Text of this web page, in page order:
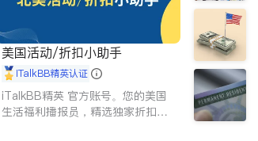
美国活动/折扣小助手
iTalkBB精英认证
iTalkBB精英 官方账号。您的美国
生活福利播报员，精选独家折扣、